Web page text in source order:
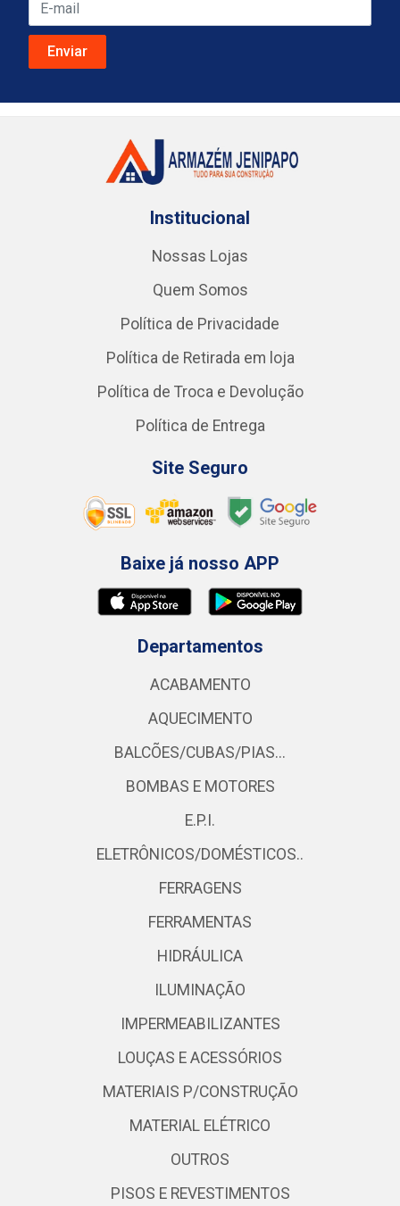
Institucional
Nossas Lojas
Quem Somos
Política de Privacidade
Política de Retirada em loja
Política de Troca e Devolução
Política de Entrega
Site Seguro
Baixe já nosso APP
Departamentos
ACABAMENTO
AQUECIMENTO
BALCÕES/CUBAS/PIAS...
BOMBAS E MOTORES
E.P.I.
ELETRÔNICOS/DOMÉSTICOS..
FERRAGENS
FERRAMENTAS
HIDRÁULICA
ILUMINAÇÃO
IMPERMEABILIZANTES
LOUÇAS E ACESSÓRIOS
MATERIAIS P/CONSTRUÇÃO
MATERIAL ELÉTRICO
OUTROS
PISOS E REVESTIMENTOS